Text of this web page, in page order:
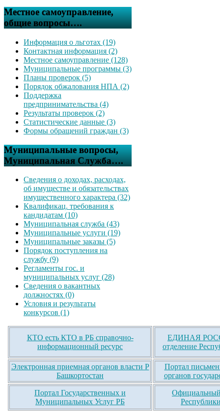
Местное самоуправление,
общие вопросы….
Информация о льготах (19)
Контактная информация (2)
Местное самоуправление (128)
Муниципальные программы (3)
Планы проверок (5)
Порядок обжалования НПА (2)
Поддержка
предпринимательства (4)
Результаты проверок (2)
Статистические данные (3)
Формы обращений граждан (3)
Муниципальные вопросы,
Муниципальная Служба….
Сведения о доходах, расходах,
об имуществе и обязательствах
имущественного характера (32)
Квалификац. требования к
кандидатам (10)
Муниципальная служба (43)
Муниципальные услуги (19)
Муниципальные заказы (5)
Порядок поступления на
службу (9)
Регламенты гос. и
муниципальных услуг (28)
Сведения о вакантных
должностях (0)
Условия и результаты
конкурсов (1)
КТО есть КТО в РБ справочно-
информационный ресурс
ЕДИНАЯ
отделение
Электронная приемная органов власти Р
Башкортостан
Портал
органов
Портал Государственных и
Муниципальных Услуг РБ
Официальный